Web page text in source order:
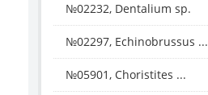
№02232, Dentalium sp.
№02297, Echinobrussus ...
№05901, Choristites ...